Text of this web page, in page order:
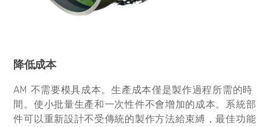
降低成本
AM 不需要模具成本。生產成本僅是製作過程所需的時
間。使小批量生產和一次性件不會增加的成本。系統部
件可以重新設計不受傳統的製作方法給束縛，最佳功能